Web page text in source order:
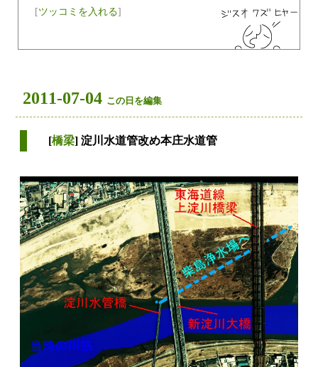
[ツッコミを入れる]
2011-07-04 この日を編集
[橋梁] 淀川水道管改め本庄水道管